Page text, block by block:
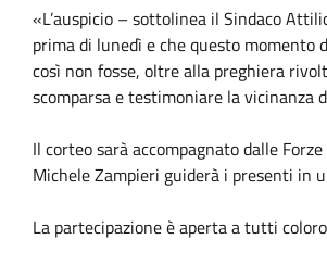
«L’auspicio – sottolinea il Sindaco
prima di lunedì e che questo momento
così non fosse, oltre alla preghiera
scomparsa e testimoniare la vicinanza
Il corteo sarà accompagnato dalle
Michele Zampieri guiderà i presenti in
La partecipazione è aperta a tutti